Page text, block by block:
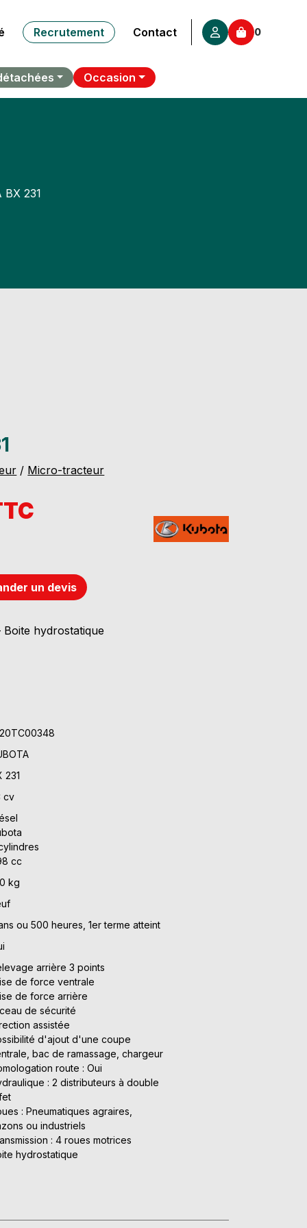
Recrutement Contact 0
Occasion
BX 231
/ Micro-tracteur
un devis
hydrostatique
231
cv
cc
kg
ou 500 heures, 1er terme atteint
arrière 3 points
de force ventrale
de force arrière
de sécurité
assistée
d'ajout d'une coupe
bac de ramassage, chargeur
route : Oui
: 2 distributeurs à double
: Pneumatiques agraires,
ou industriels
: 4 roues motrices
hydrostatique